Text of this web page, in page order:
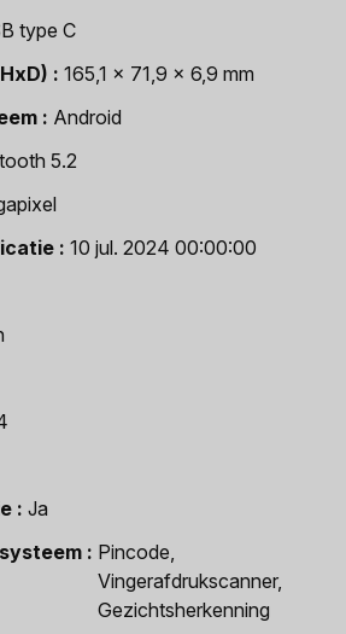
type C
165,1 x 71,9 x 6,9 mm
Android
5.2
10 jul. 2024 00:00:00
Ja
Pincode,
Vingerafdrukscanner,
Gezichtsherkenning